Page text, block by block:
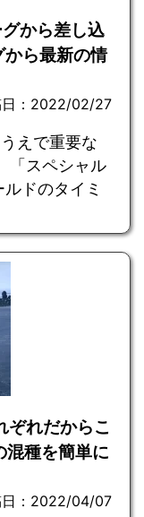
から差し込
ら最新の情
日：2022/02/27
えで重要な
「スペシャル
ドのタイミ
れだからこ
混種を簡単に
日：2022/04/07